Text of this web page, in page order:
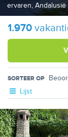
ervaren,
1.970
SORTEER OP
Lijst